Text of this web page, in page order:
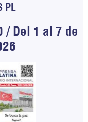
PL
/ Del 1 al 7 de